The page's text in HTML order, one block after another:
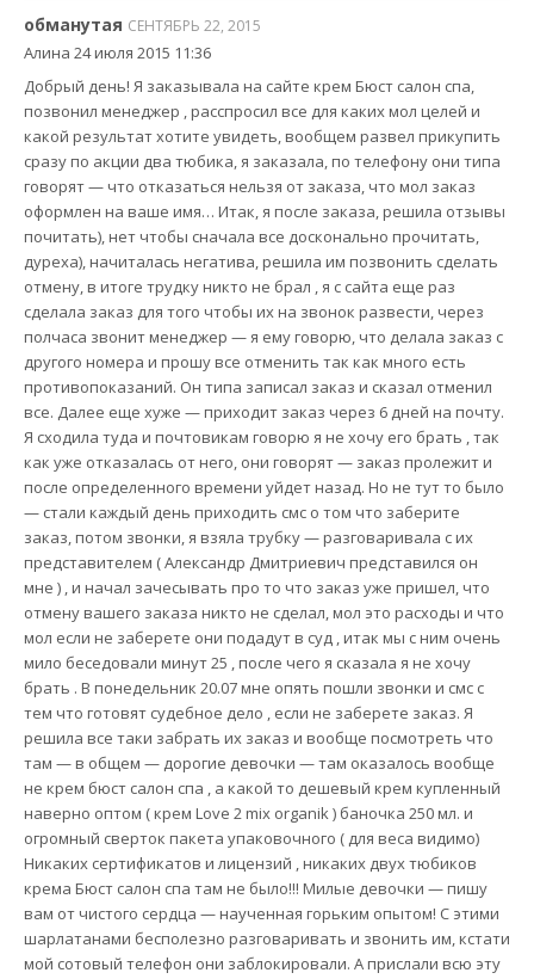
обманутая СЕНТЯБРЬ 22, 2015
Алина 24 июля 2015 11:36
Добрый день! Я заказывала на сайте крем Бюст салон спа,
позвонил менеджер , расспросил все для каких мол целей и
какой результат хотите увидеть, вообщем развел прикупить
сразу по акции два тюбика, я заказала, по телефону они типа
говорят — что отказаться нельзя от заказа, что мол заказ
оформлен на ваше имя… Итак, я после заказа, решила отзывы
почитать), нет чтобы сначала все досконально прочитать,
дуреха), начиталась негатива, решила им позвонить сделать
отмену, в итоге трудку никто не брал , я с сайта еще раз
сделала заказ для того чтобы их на звонок развести, через
полчаса звонит менеджер — я ему говорю, что делала заказ с
другого номера и прошу все отменить так как много есть
противопоказаний. Он типа записал заказ и сказал отменил
все. Далее еще хуже — приходит заказ через 6 дней на почту.
Я сходила туда и почтовикам говорю я не хочу его брать , так
как уже отказалась от него, они говорят — заказ пролежит и
после определенного времени уйдет назад. Но не тут то было
— стали каждый день приходить смс о том что заберите
заказ, потом звонки, я взяла трубку — разговаривала с их
представителем ( Александр Дмитриевич представился он
мне ) , и начал зачесывать про то что заказ уже пришел, что
отмену вашего заказа никто не сделал, мол это расходы и что
мол если не заберете они подадут в суд , итак мы с ним очень
мило беседовали минут 25 , после чего я сказала я не хочу
брать . В понедельник 20.07 мне опять пошли звонки и смс с
тем что готовят судебное дело , если не заберете заказ. Я
решила все таки забрать их заказ и вообще посмотреть что
там — в общем — дорогие девочки — там оказалось вообще
не крем бюст салон спа , а какой то дешевый крем купленный
наверно оптом ( крем Love 2 mix organik ) баночка 250 мл. и
огромный сверток пакета упаковочного ( для веса видимо)
Никаких сертификатов и лицензий , никаких двух тюбиков
крема Бюст салон спа там не было!!! Милые девочки — пишу
вам от чистого сердца — наученная горьким опытом! С этими
шарлатанами бесполезно разговаривать и звонить им, кстати
мой сотовый телефон они заблокировали. А прислали всю эту